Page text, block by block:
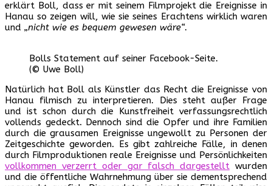
erklärt Boll, dass er mit seinem Filmprojekt die Ereignisse in
Hanau so zeigen will, wie sie seines Erachtens wirklich waren
und „nicht wie es bequem gewesen wäre“.
Bolls Statement auf seiner Facebook-Seite.
(© Uwe Boll)
Natürlich hat Boll als Künstler das Recht die Ereignisse von
Hanau filmisch zu interpretieren. Dies steht außer Frage
und ist schon durch die Kunstfreiheit verfassungsrechtlich
vollends gedeckt. Dennoch sind die Opfer und ihre Familien
durch die grausamen Ereignisse ungewollt zu Personen der
Zeitgeschichte geworden. Es gibt zahlreiche Fälle, in denen
durch Filmproduktionen reale Ereignisse und Persönlichkeiten
vollkommen verzerrt oder gar falsch dargestellt wurden
und die öffentliche Wahrnehmung über sie dementsprechend